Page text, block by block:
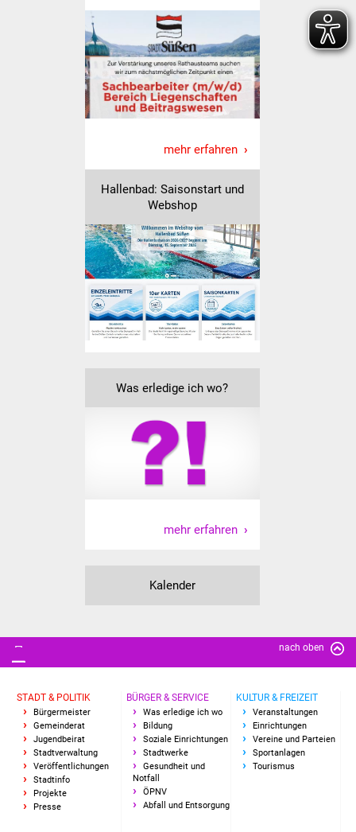
Kinder und Jugendliche
Schülerferienprogramm
Migration und Integration
Freundeskreis Asyl
Wohnen
Bauen in Süßen
Wohnimmobilien +
Baugrundstücke
Haushalt & Infos
Wirtschaftsförderung
Gewerbeimmobilien
Ausschreibungen
Ausschreibung
Ausschreibung
Freihändige Vergabe
mehr erfahren
Hallenbad: Saisonstart und
Webshop
Was erledige ich wo?
mehr erfahren
Kalender
nach oben
STADT & POLITIK
Bürgermeister
Gemeinderat
Jugendbeirat
Stadtverwaltung
Veröffentlichungen
Stadtinfo
Projekte
Presse
BÜRGER & SERVICE
Was erledige ich wo
Bildung
Soziale Einrichtungen
Stadtwerke
Gesundheit und
Notfall
ÖPNV
Abfall und Entsorgung
KULTUR & FREIZEIT
Veranstaltungen
Einrichtungen
Vereine und Parteien
Sportanlagen
Tourismus